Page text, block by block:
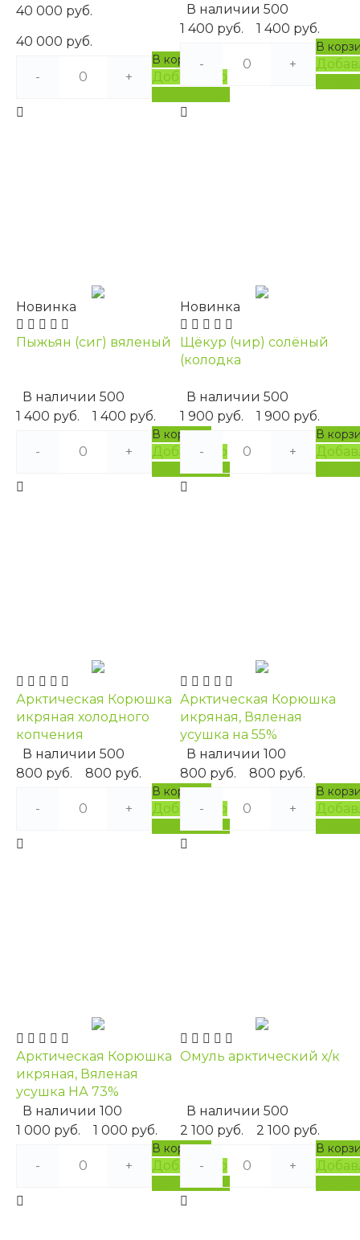
40 000 руб.
40 000 руб.
- +
В корзину
Добавлено
В наличии 500
1 400 руб.
1 400 руб.
- +
В
Новинка
Пыжьян (сиг) вяленый
В наличии 500
1 400 руб.
1 400 руб.
- +
В корзину
Добавлено
Новинка
Щёкур (чир) солёный
(колодка
В наличии 500
1 900 руб.
1 900 руб.
- +
В
Арктическая Корюшка
икряная холодного
копчения
В наличии 500
800 руб.
800 руб.
- +
В корзину
Добавлено
Арктическая Корюшка
икряная, Вяленая
усушка на 55%
В наличии 100
800 руб.
800 руб.
- +
В
Арктическая Корюшка
икряная, Вяленая
усушка НА 73%
В наличии 100
1 000 руб.
1 000 руб.
- +
В корзину
Добавлено
Омуль арктический х/к
В наличии 500
2 100 руб.
2 100 руб.
- +
В